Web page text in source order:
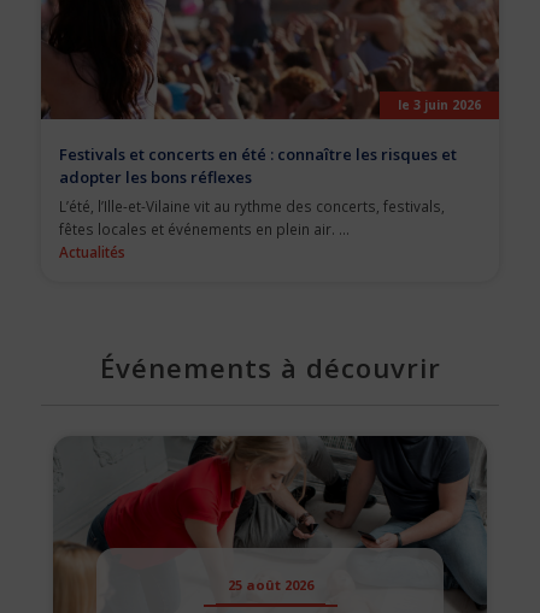
le 3 juin 2026
Festivals et concerts en été : connaître les risques et
adopter les bons réflexes
L’été, l’Ille-et-Vilaine vit au rythme des concerts, festivals,
fêtes locales et événements en plein air. ...
Actualités
Événements à découvrir
25 août 2026